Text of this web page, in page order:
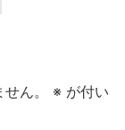
ん。 ※ が付い